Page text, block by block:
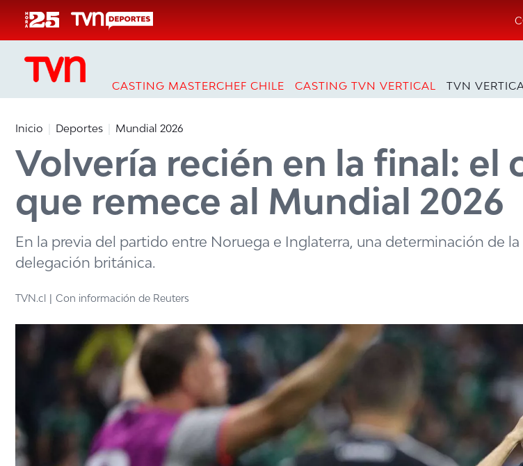
CASTING MASTERCHEF CHILE CASTING TVN VERTICAL TVN
Inicio Deportes Mundial 2026
Volvería recién en la final: el
que remece al Mundial 2026
En la previa del partido entre Noruega e Inglaterra, una determinación de la
delegación británica.
TVN.cl Con información de Reuters